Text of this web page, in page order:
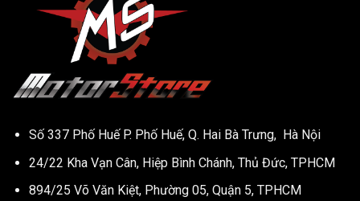
Số 337 Phố Huế P. Phố Huế, Q. Hai Bà Trưng, Hà Nội
24/22 Kha Vạn Cân, Hiệp Bình Chánh, Thủ Đức, TPHCM
894/25 Võ Văn Kiệt, Phường 05, Quận 5, TPHCM